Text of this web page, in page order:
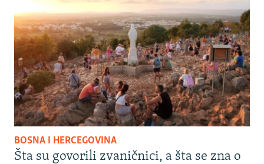
BOSNA I HERCEGOVINA
Šta su govorili zvaničnici, a šta se zna o